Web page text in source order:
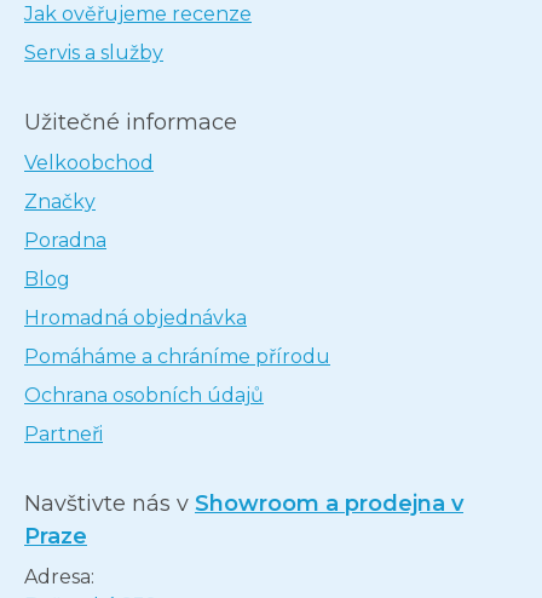
Jak ověřujeme recenze
Servis a služby
Užitečné informace
Velkoobchod
Značky
Poradna
Blog
Hromadná objednávka
Pomáháme a chráníme přírodu
Ochrana osobních údajů
Partneři
Navštivte nás v Showroom a prodejna v
Praze
Adresa: